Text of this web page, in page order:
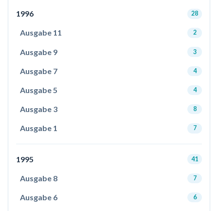
1996 28
Ausgabe 11 2
Ausgabe 9 3
Ausgabe 7 4
Ausgabe 5 4
Ausgabe 3 8
Ausgabe 1 7
1995 41
Ausgabe 8 7
Ausgabe 6 6